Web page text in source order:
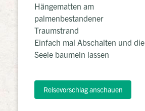
Hängematten am
palmenbestandener
Traumstrand
Einfach mal Abschalten und die
Seele baumeln lassen
Reisevorschlag anschauen